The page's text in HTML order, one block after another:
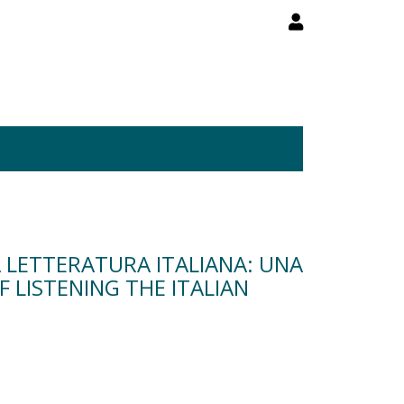
LETTERATURA ITALIANA: UNA
LISTENING THE ITALIAN